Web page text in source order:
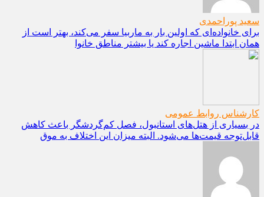
سعید پوراحمدی
برای خانواده‌ای که اولین بار به ماربیا سفر می‌کند، بهتر است از
همان ابتدا ماشین اجاره کند یا بیشتر مناطق خانوا
کارشناس روابط عمومی
در بسیاری از هتل‌های استانبول، فصل کم‌گردشگر باعث کاهش
قابل‌توجه قیمت‌ها می‌شود. البته میزان این اختلاف به موق